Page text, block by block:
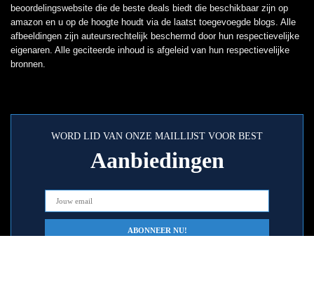
beoordelingswebsite die de beste deals biedt die beschikbaar zijn op
amazon en u op de hoogte houdt via de laatst toegevoegde blogs. Alle
afbeeldingen zijn auteursrechtelijk beschermd door hun respectievelijke
eigenaren. Alle geciteerde inhoud is afgeleid van hun respectievelijke
bronnen.
WORD LID VAN ONZE MAILLIJST VOOR BEST
Aanbiedingen